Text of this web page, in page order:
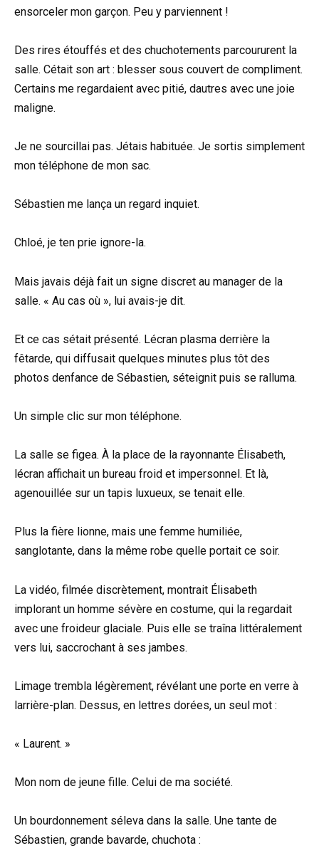
ensorceler mon garçon. Peu y parviennent !
Des rires étouffés et des chuchotements parcoururent la
salle. Cétait son art : blesser sous couvert de compliment.
Certains me regardaient avec pitié, dautres avec une joie
maligne.
Je ne sourcillai pas. Jétais habituée. Je sortis simplement
mon téléphone de mon sac.
Sébastien me lança un regard inquiet.
Chloé, je ten prie ignore-la.
Mais javais déjà fait un signe discret au manager de la
salle. « Au cas où », lui avais-je dit.
Et ce cas sétait présenté. Lécran plasma derrière la
fêtarde, qui diffusait quelques minutes plus tôt des
photos denfance de Sébastien, séteignit puis se ralluma.
Un simple clic sur mon téléphone.
La salle se figea. À la place de la rayonnante Élisabeth,
lécran affichait un bureau froid et impersonnel. Et là,
agenouillée sur un tapis luxueux, se tenait elle.
Plus la fière lionne, mais une femme humiliée,
sanglotante, dans la même robe quelle portait ce soir.
La vidéo, filmée discrètement, montrait Élisabeth
implorant un homme sévère en costume, qui la regardait
avec une froideur glaciale. Puis elle se traîna littéralement
vers lui, saccrochant à ses jambes.
Limage trembla légèrement, révélant une porte en verre à
larrière-plan. Dessus, en lettres dorées, un seul mot :
« Laurent. »
Mon nom de jeune fille. Celui de ma société.
Un bourdonnement séleva dans la salle. Une tante de
Sébastien, grande bavarde, chuchota :